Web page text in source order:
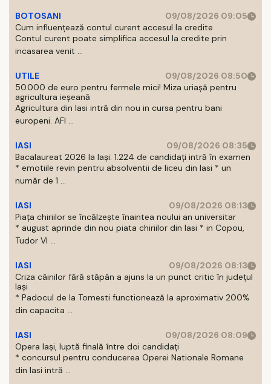
BOTOSANI
09/08/2026 09:05
Cum influențează contul curent accesul la credite
Contul curent poate simplifica accesul la credite prin
incasarea venit ...
UTILE
09/08/2026 08:50
50.000 de euro pentru fermele mici! Miza uriașă pentru
agricultura ieșeană
Agricultura din Iasi intră din nou in cursa pentru bani
europeni. AFI ...
IASI
09/08/2026 08:35
Bacalaureat 2026 la Iași: 1.224 de candidați intră în examen
* emotiile revin pentru absolventii de liceu din Iasi * un
număr de 1 ...
IASI
09/08/2026 08:13
Piața chiriilor se încălzește înaintea noului an universitar
* august aprinde din nou piata chiriilor din Iasi * in Copou,
Tudor Vl ...
IASI
09/08/2026 08:13
Criza câinilor fără stăpân a ajuns la un punct critic în județul
Iași
* Padocul de la Tomesti functionează la aproximativ 200%
din capacita ...
IASI
09/08/2026 08:09
Opera Iași, luptă finală între doi candidați
* concursul pentru conducerea Operei Nationale Romane
din Iasi intră ...